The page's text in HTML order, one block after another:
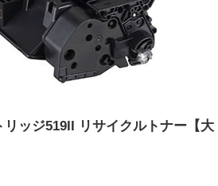
ッジ519II リサイクルトナー【大